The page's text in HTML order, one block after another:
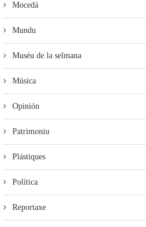
Mocedá
Mundu
Muséu de la selmana
Música
Opinión
Patrimoniu
Plástiques
Política
Reportaxe